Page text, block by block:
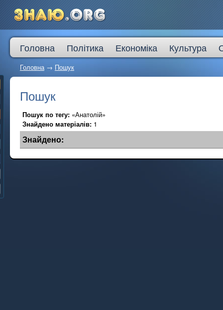
Головна Політика Економіка Культура
Головна→ Пошук
Пошук
Пошук по тегу: «Анатолій»
Знайдено матеріалів: 1
Знайдено: